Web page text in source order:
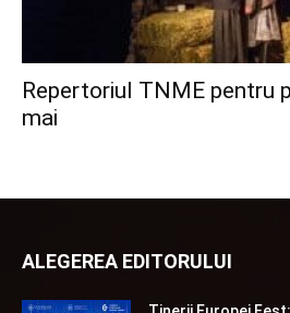
Repertoriul TNME pentru
mai
ALEGEREA EDITORULUI